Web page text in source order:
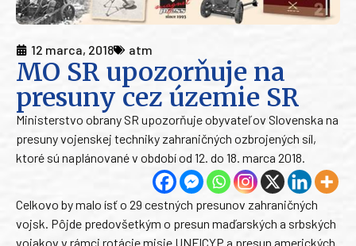
12 marca, 2018 atm
MO SR upozorňuje na
presuny cez územie SR
Ministerstvo obrany SR upozorňuje obyvateľov Slovenska na
presuny vojenskej techniky zahraničných ozbrojených síl,
ktoré sú naplánované v období od 12. do 18. marca 2018.
Celkovo by malo ísť o 29 cestných presunov zahraničných
vojsk. Pôjde predovšetkým o presun maďarských a srbských
vojakov v rámci rotácie misie UNFICYP a presun amerických